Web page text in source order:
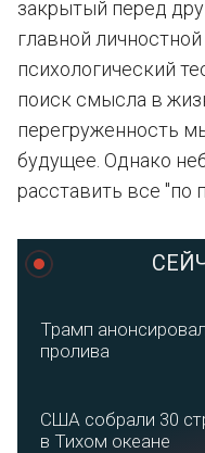
закрытый перед
главной
психологический
поиск смысла в
перегруженность
будущее. Однако
расставить все "по
Трамп
пролива
США собрали 30
в Тихом океане